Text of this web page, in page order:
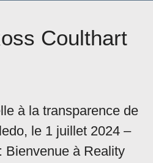
Coulthart
à la transparence de
le 1 juillet 2024 –
Bienvenue à Reality